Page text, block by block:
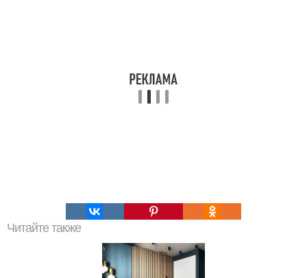
Читайте также